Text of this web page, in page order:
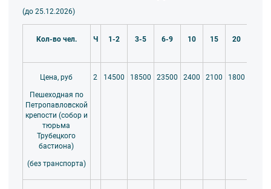
плату.
Обратите внимание:
На территории крепости ветрено (близость Невы),
рекомендуем брать одежду с защитой от ветра.
Программа включает посещение действующих
музейных объектов, требуется соблюдение
правил тишины в соборе.
(до 25.12.2026)
Кол-во чел. Ч 1-2 3-5 6-9 10 15 20
Цена, руб
Пешеходная по
Петропавловской
крепости (собор и
тюрьма
Трубецкого
бастиона)
(без транспорта)
2 14500 18500 23500 2400 2100 1800